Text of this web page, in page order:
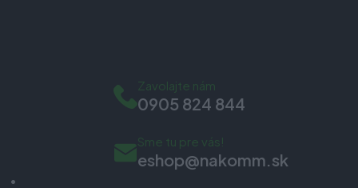
Zavolajte nám
0905 824 844
Sme tu pre vás!
eshop@nakomm.sk